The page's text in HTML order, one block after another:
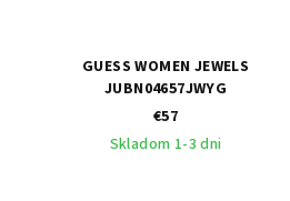
GUESS WOMEN JEWELS
JUBN04657JWYG
€57
Skladom 1-3 dni